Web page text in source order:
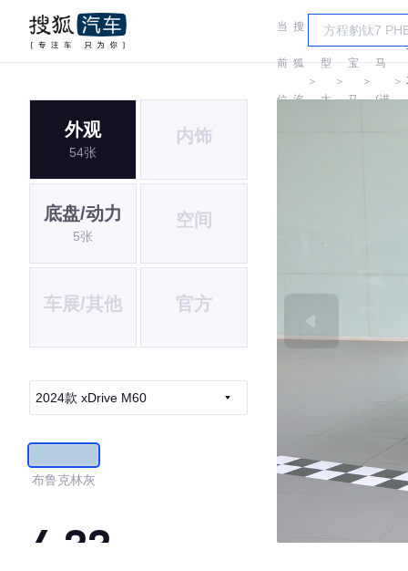
当
前
位
搜
狐
汽
＞
车
型
大
＞
宝
马
＞
宝
马
(进
＞
外观
54张
内饰
底盘/动力
5张
空间
车展/其他 官方
2024款 xDrive M60
布鲁克林灰
4.33